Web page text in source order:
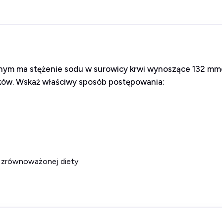
ma stężenie sodu w surowicy krwi wynoszące 132
Wskaż właściwy sposób postępowania:
zrównoważonej diety